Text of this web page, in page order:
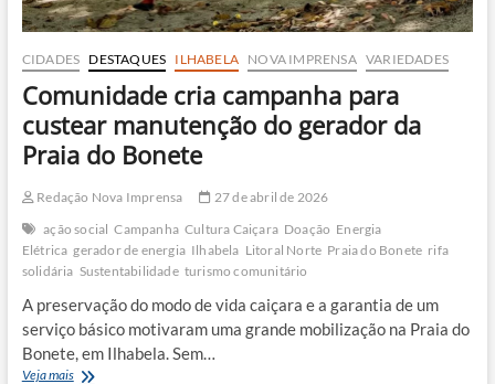
CIDADES DESTAQUES ILHABELA NOVA IMPRENSA VARIEDADES
Comunidade cria campanha para
custear manutenção do gerador da
Praia do Bonete
Redação Nova Imprensa
27 de abril de 2026
ação social Campanha Cultura Caiçara Doação Energia
Elétrica gerador de energia Ilhabela Litoral Norte Praia do Bonete rifa
solidária Sustentabilidade turismo comunitário
A preservação do modo de vida caiçara e a garantia de um
serviço básico motivaram uma grande mobilização na Praia do
Bonete, em Ilhabela. Sem…
Veja maisComunidade